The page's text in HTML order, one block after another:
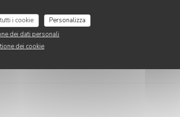
i cookie
Personalizza
dei dati personali
dei cookie